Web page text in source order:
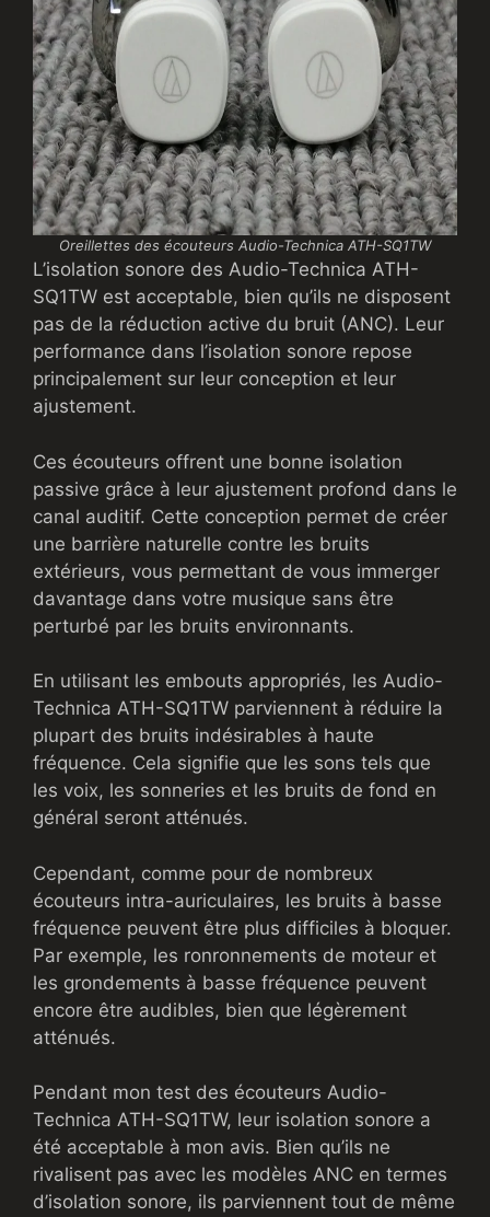
Oreillettes des écouteurs Audio-Technica ATH-SQ1TW
L’isolation sonore des Audio-Technica ATH-
SQ1TW est acceptable, bien qu’ils ne disposent
pas de la réduction active du bruit (ANC). Leur
performance dans l’isolation sonore repose
principalement sur leur conception et leur
ajustement.
Ces écouteurs offrent une bonne isolation
passive grâce à leur ajustement profond dans le
canal auditif. Cette conception permet de créer
une barrière naturelle contre les bruits
extérieurs, vous permettant de vous immerger
davantage dans votre musique sans être
perturbé par les bruits environnants.
En utilisant les embouts appropriés, les Audio-
Technica ATH-SQ1TW parviennent à réduire la
plupart des bruits indésirables à haute
fréquence. Cela signifie que les sons tels que
les voix, les sonneries et les bruits de fond en
général seront atténués.
Cependant, comme pour de nombreux
écouteurs intra-auriculaires, les bruits à basse
fréquence peuvent être plus difficiles à bloquer.
Par exemple, les ronronnements de moteur et
les grondements à basse fréquence peuvent
encore être audibles, bien que légèrement
atténués.
Pendant mon test des écouteurs Audio-
Technica ATH-SQ1TW, leur isolation sonore a
été acceptable à mon avis. Bien qu’ils ne
rivalisent pas avec les modèles ANC en termes
d’isolation sonore, ils parviennent tout de même